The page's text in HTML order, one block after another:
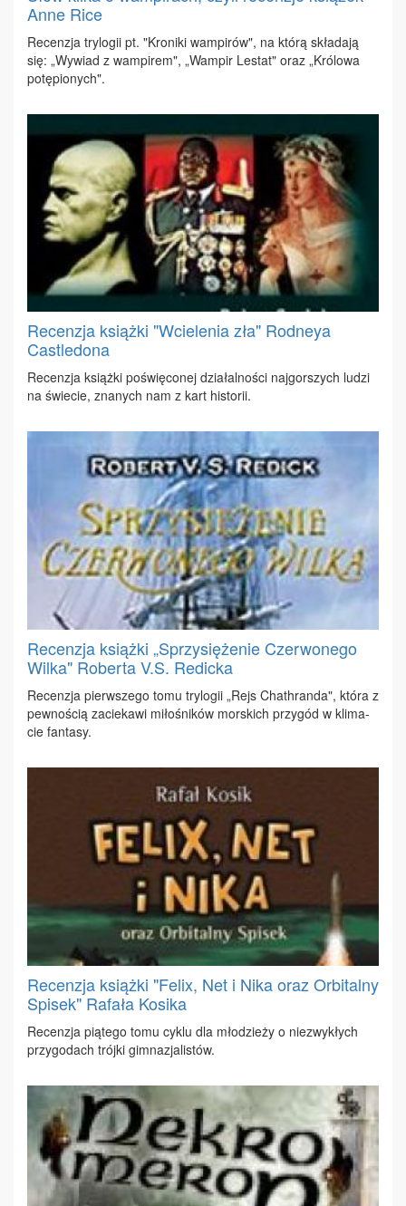
Anne Rice
Re­cen­zja try­lo­gii pt. "Kro­ni­ki wam­pi­rów", na któ­rą skła­da­ją
się: „Wy­wiad z wam­pi­rem", „Wam­pir Le­stat" oraz „Kró­lo­wa
po­tę­pio­nych".
Recenzja książki "Wcielenia zła" Rodneya
Castledona
Re­cen­zja książ­ki po­świę­co­nej dzia­łal­no­ści naj­gor­szych lu­dzi
na świe­cie, zna­nych nam z kart hi­sto­rii.
Recenzja książki „Sprzysiężenie Czerwonego
Wilka" Roberta V.S. Redicka
Re­cen­zja pierw­sze­go to­mu try­lo­gii „Rejs Cha­th­ran­da", któ­ra z
pew­no­ścią za­cie­ka­wi mi­ło­śni­ków mor­skich przy­gód w kli­ma­
cie fan­ta­sy.
Recenzja książki "Felix, Net i Nika oraz Orbitalny
Spisek" Rafała Kosika
Re­cen­zja pią­te­go to­mu cy­klu dla mło­dzie­ży o nie­zwy­kłych
przy­go­dach trój­ki gim­na­zja­li­stów.